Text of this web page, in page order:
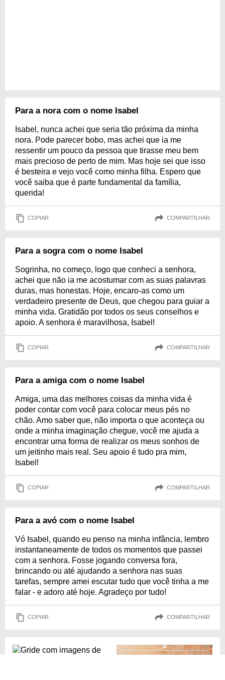
Para a nora com o nome Isabel
Isabel, nunca achei que seria tão próxima da minha
nora. Pode parecer bobo, mas achei que ia me
ressentir um pouco da pessoa que tirasse meu bem
mais precioso de perto de mim. Mas hoje sei que isso
é besteira e vejo você como minha filha. Espero que
você saiba que é parte fundamental da família,
querida!
COPIAR COMPARTILHAR
Para a sogra com o nome Isabel
Sogrinha, no começo, logo que conheci a senhora,
achei que não ia me acostumar com as suas palavras
duras, mas honestas. Hoje, encaro-as como um
verdadeiro presente de Deus, que chegou para guiar a
minha vida. Gratidão por todos os seus conselhos e
apoio. A senhora é maravilhosa, Isabel!
COPIAR COMPARTILHAR
Para a amiga com o nome Isabel
Amiga, uma das melhores coisas da minha vida é
poder contar com você para colocar meus pés no
chão. Amo saber que, não importa o que aconteça ou
onde a minha imaginação chegue, você me ajuda a
encontrar uma forma de realizar os meus sonhos de
um jeitinho mais real. Seu apoio é tudo pra mim,
Isabel!
COPIAR COMPARTILHAR
Para a avó com o nome Isabel
Vó Isabel, quando eu penso na minha infância, lembro
instantaneamente de todos os momentos que passei
com a senhora. Fosse jogando conversa fora,
brincando ou até ajudando a senhora nas suas
tarefas, sempre amei escutar tudo que você tinha a me
falar - e adoro até hoje. Agradeço por tudo!
COPIAR COMPARTILHAR